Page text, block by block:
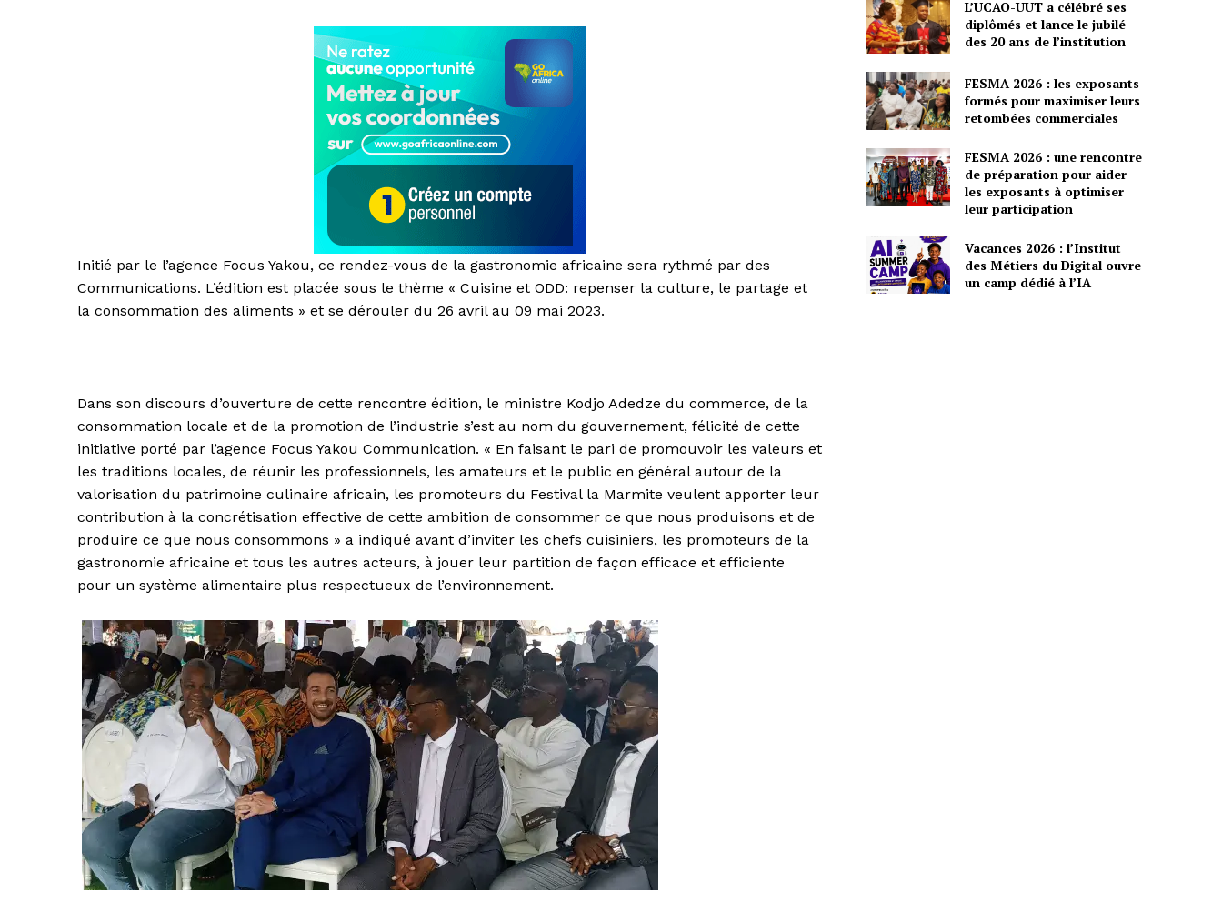
Initié par le l’agence Focus Yakou, ce rendez-vous de la gastronomie africaine sera rythmé par des
Communications. L’édition est placée sous le thème « Cuisine et ODD: repenser la culture, le partage et
la consommation des aliments » et se dérouler du 26 avril au 09 mai 2023.
Dans son discours d’ouverture de cette rencontre édition, le ministre Kodjo Adedze du commerce, de la
consommation locale et de la promotion de l’industrie s’est au nom du gouvernement, félicité de cette
initiative porté par l’agence Focus Yakou Communication. « En faisant le pari de promouvoir les valeurs et
les traditions locales, de réunir les professionnels, les amateurs et le public en général autour de la
valorisation du patrimoine culinaire africain, les promoteurs du Festival la Marmite veulent apporter leur
contribution à la concrétisation effective de cette ambition de consommer ce que nous produisons et de
produire ce que nous consommons » a indiqué avant d’inviter les chefs cuisiniers, les promoteurs de la
gastronomie africaine et tous les autres acteurs, à jouer leur partition de façon efficace et efficiente
pour un système alimentaire plus respectueux de l’environnement.
L’UCAO-UUT a célébré ses
diplômés et lance le jubilé
des 20 ans de l’institution
FESMA 2026 : les exposants
formés pour maximiser leurs
retombées commerciales
FESMA 2026 : une rencontre
de préparation pour aider
les exposants à optimiser
leur participation
Vacances 2026 : l’Institut
des Métiers du Digital ouvre
un camp dédié à l’IA